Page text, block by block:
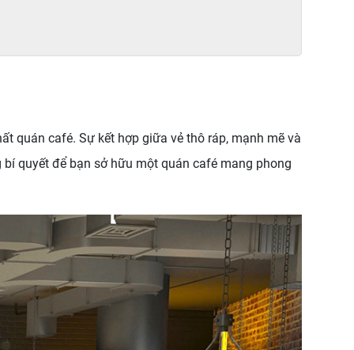
quán café. Sự kết hợp giữa vẻ thô ráp, mạnh mẽ và
quyết để bạn sở hữu một quán café mang phong